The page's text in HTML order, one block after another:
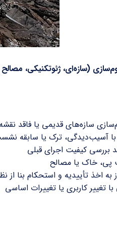
(سازه‌ای، ژئوتکنیکی،
سازه‌های قدیمی یا فاقد نقشه
آسیب‌دیدگی، ترک یا سابقه
بررسی کیفیت اجرای قبلی
پی، خاک یا مصالح
به اخذ تأییدیه و استحکام بنا از
تغییر کاربری یا تغییرات اساسی